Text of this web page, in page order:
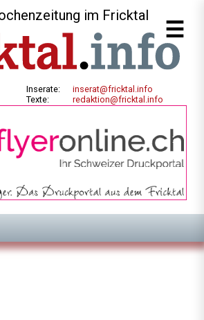
im Fricktal
Inserate:
Texte:
inserat@fricktal.info
redaktion@fricktal.info